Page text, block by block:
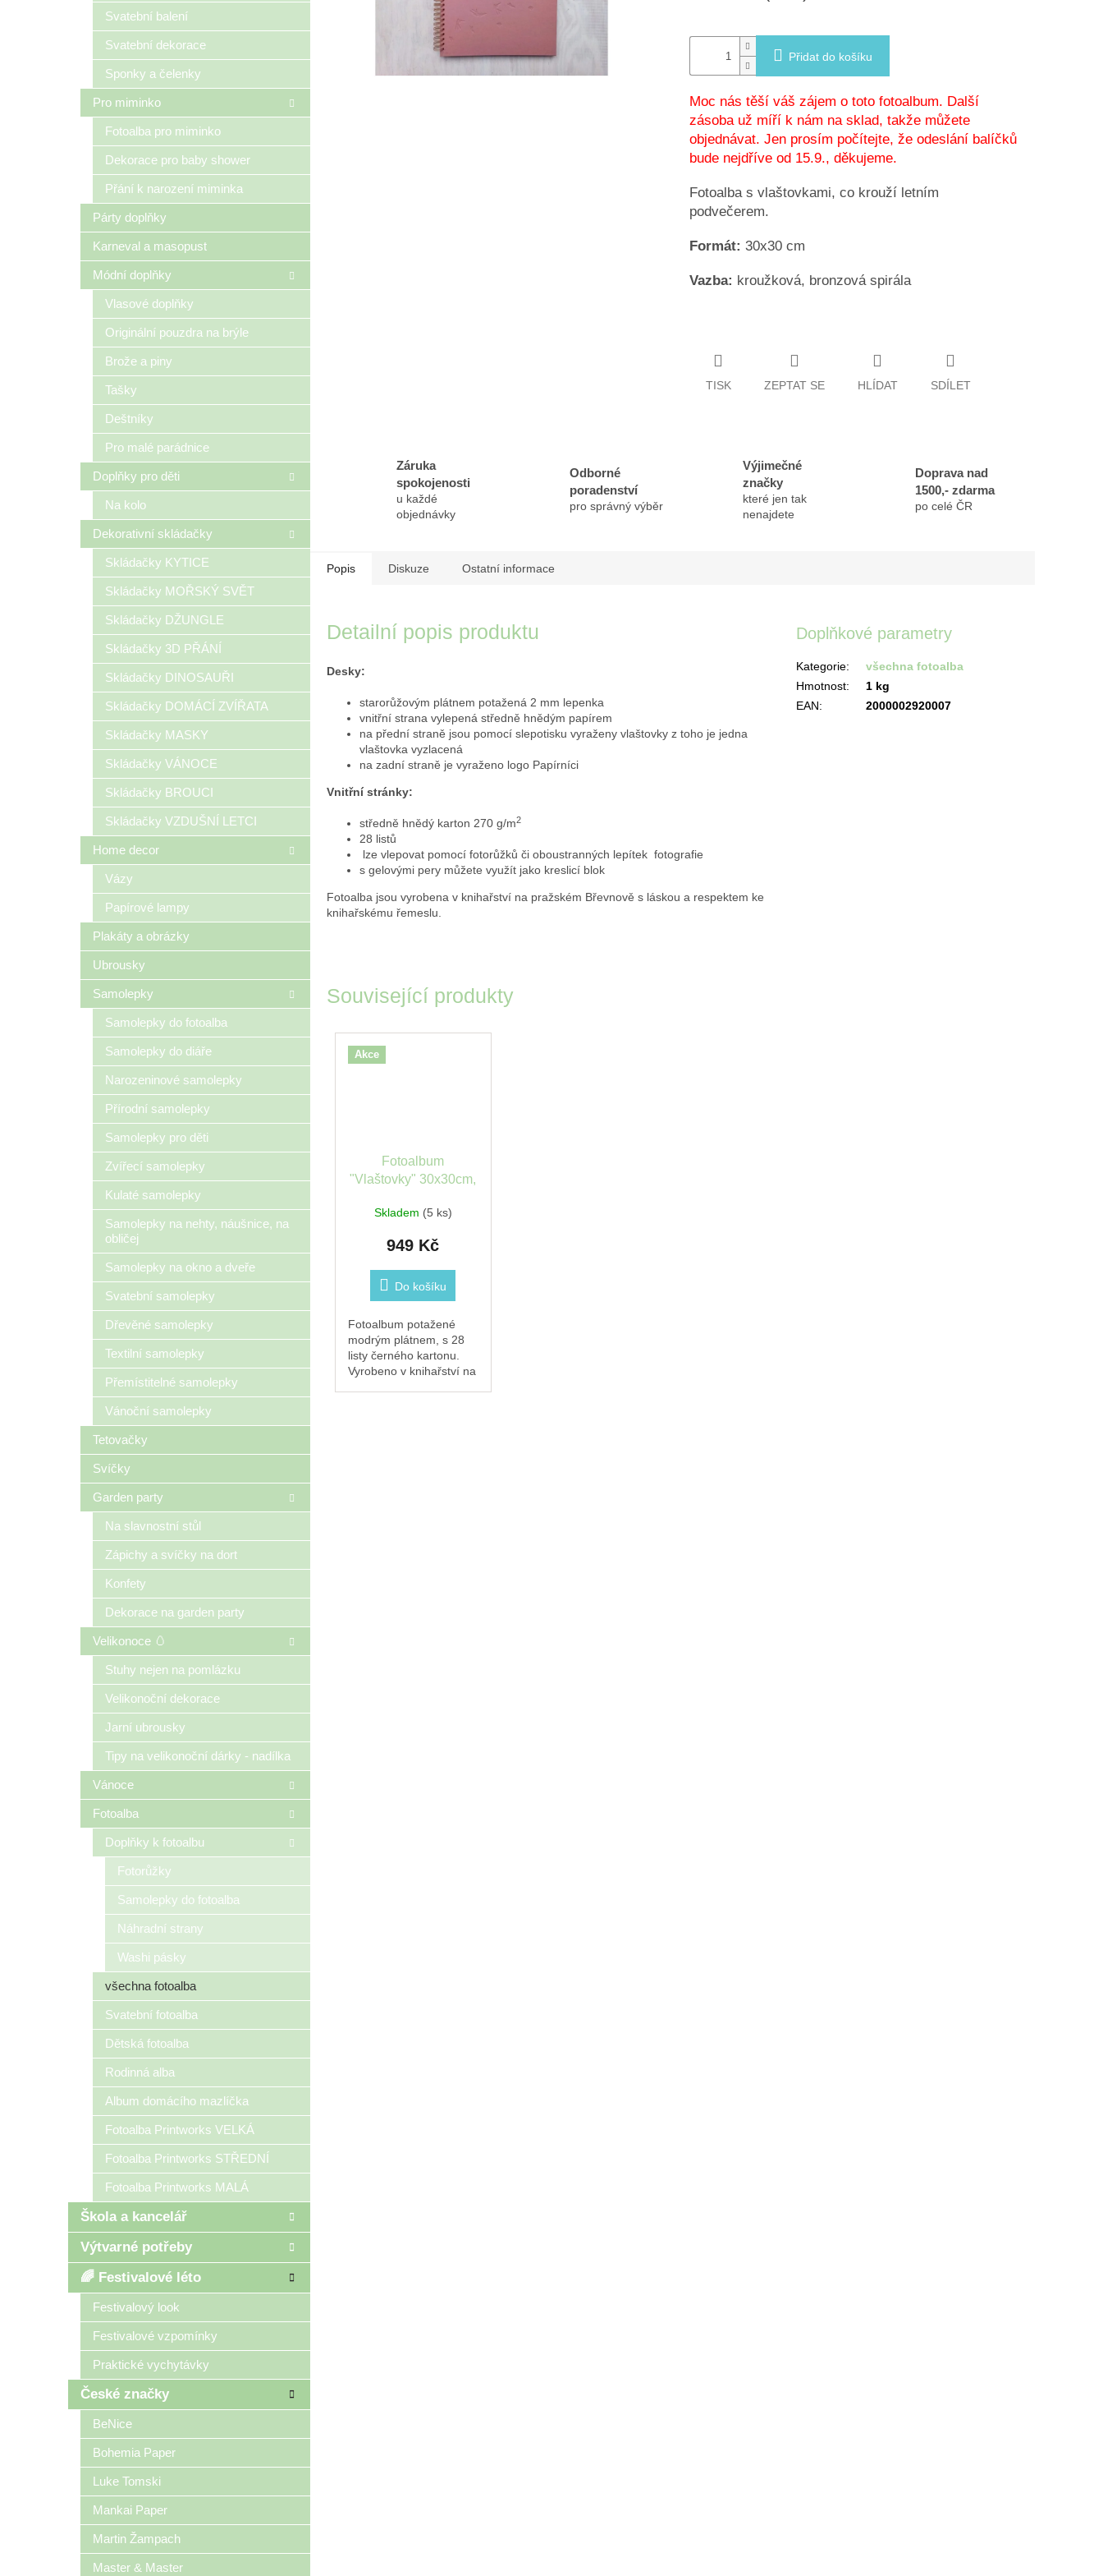
Svatební balení
Svatební dekorace
Sponky a čelenky
Pro miminko
Fotoalba pro miminko
Dekorace pro baby shower
Přání k narození miminka
Párty doplňky
Karneval a masopust
Módní doplňky
Vlasové doplňky
Originální pouzdra na brýle
Brože a piny
Tašky
Deštníky
Pro malé parádnice
Doplňky pro děti
Na kolo
Dekorativní skládačky
Skládačky KYTICE
Skládačky MOŘSKÝ SVĚT
Skládačky DŽUNGLE
Skládačky 3D PŘÁNÍ
Skládačky DINOSAUŘI
Skládačky DOMÁCÍ ZVÍŘATA
Skládačky MASKY
Skládačky VÁNOCE
Skládačky BROUCI
Skládačky VZDUŠNÍ LETCI
Home decor
Vázy
Papírové lampy
Plakáty a obrázky
Ubrousky
Samolepky
Samolepky do fotoalba
Samolepky do diáře
Narozeninové samolepky
Přírodní samolepky
Samolepky pro děti
Zvířecí samolepky
Kulaté samolepky
Samolepky na nehty, náušnice, na
obličej
Samolepky na okno a dveře
Svatební samolepky
Dřevěné samolepky
Textilní samolepky
Přemístitelné samolepky
Vánoční samolepky
Tetovačky
Svíčky
Garden party
Na slavnostní stůl
Zápichy a svíčky na dort
Konfety
Dekorace na garden party
Velikonoce 🥚
Stuhy nejen na pomlázku
Velikonoční dekorace
Jarní ubrousky
Tipy na velikonoční dárky - nadílka
Vánoce
Fotoalba
Doplňky k fotoalbu
Fotorůžky
Samolepky do fotoalba
Náhradní strany
Washi pásky
všechna fotoalba
Svatební fotoalba
Dětská fotoalba
Rodinná alba
Album domácího mazlíčka
Fotoalba Printworks VELKÁ
Fotoalba Printworks STŘEDNÍ
Fotoalba Printworks MALÁ
Škola a kancelář
Výtvarné potřeby
🌈 Festivalové léto
Festivalový look
Festivalové vzpomínky
Praktické vychytávky
České značky
BeNice
Bohemia Paper
Luke Tomski
Mankai Paper
Martin Žampach
Master & Master
Přidat do košíku
Moc nás těší váš zájem o toto fotoalbum. Další
zásoba už míří k nám na sklad, takže můžete
objednávat. Jen prosím počítejte, že odeslání balíčků
bude nejdříve od 15.9., děkujeme.
Fotoalba s vlaštovkami, co krouží letním
podvečerem.
Formát: 30x30 cm
Vazba: kroužková, bronzová spirála
TISK ZEPTAT SE HLÍDAT SDÍLET
Záruka
spokojenosti
u každé
objednávky
Odborné
poradenství
pro správný výběr
Výjimečné
značky
které jen tak
nenajdete
Doprava nad
1500,- zdarma
po celé ČR
Související produkty
Akce
Fotoalbum
"Vlaštovky" 30x30cm,
Skladem (5 ks)
949 Kč
Do košíku
Fotoalbum potažené
modrým plátnem, s 28
listy černého kartonu.
Vyrobeno v knihařství na
Popis Diskuze Ostatní informace
Detailní popis produktu
Desky:
starorůžovým plátnem potažená 2 mm lepenka
vnitřní strana vylepená středně hnědým papírem
na přední straně jsou pomocí slepotisku vyraženy vlaštovky z toho je jedna
vlaštovka vyzlacená
na zadní straně je vyraženo logo Papírníci
Vnitřní stránky:
středně hnědý karton 270 g/m2
28 listů
lze vlepovat pomocí fotorůžků či oboustranných lepítek fotografie
s gelovými pery můžete využít jako kreslicí blok
Fotoalba jsou vyrobena v knihařství na pražském Břevnově s láskou a respektem ke
knihařskému řemeslu.
Doplňkové parametry
Kategorie:
všechna fotoalba
Hmotnost:
1 kg
EAN: 2000002920007